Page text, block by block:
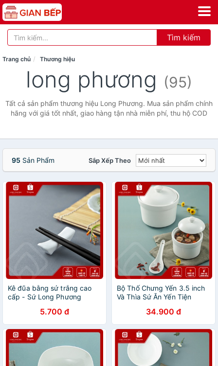
Tìm kiếm
Trang chủ Thương hiệu
long phương (95)
Tất cả sản phẩm thương hiệu Long Phương. Mua sản phẩm chính
hãng với giá tốt nhất, giao hàng tận nhà miễn phí, thu hộ COD
95 Sản Phẩm Sắp Xếp Theo
Kê đũa bằng sứ trắng cao
cấp - Sứ Long Phương
5.700 đ
Bộ Thố Chưng Yến 3.5 inch
Và Thìa Sứ Ăn Yến Tiện
34.900 đ